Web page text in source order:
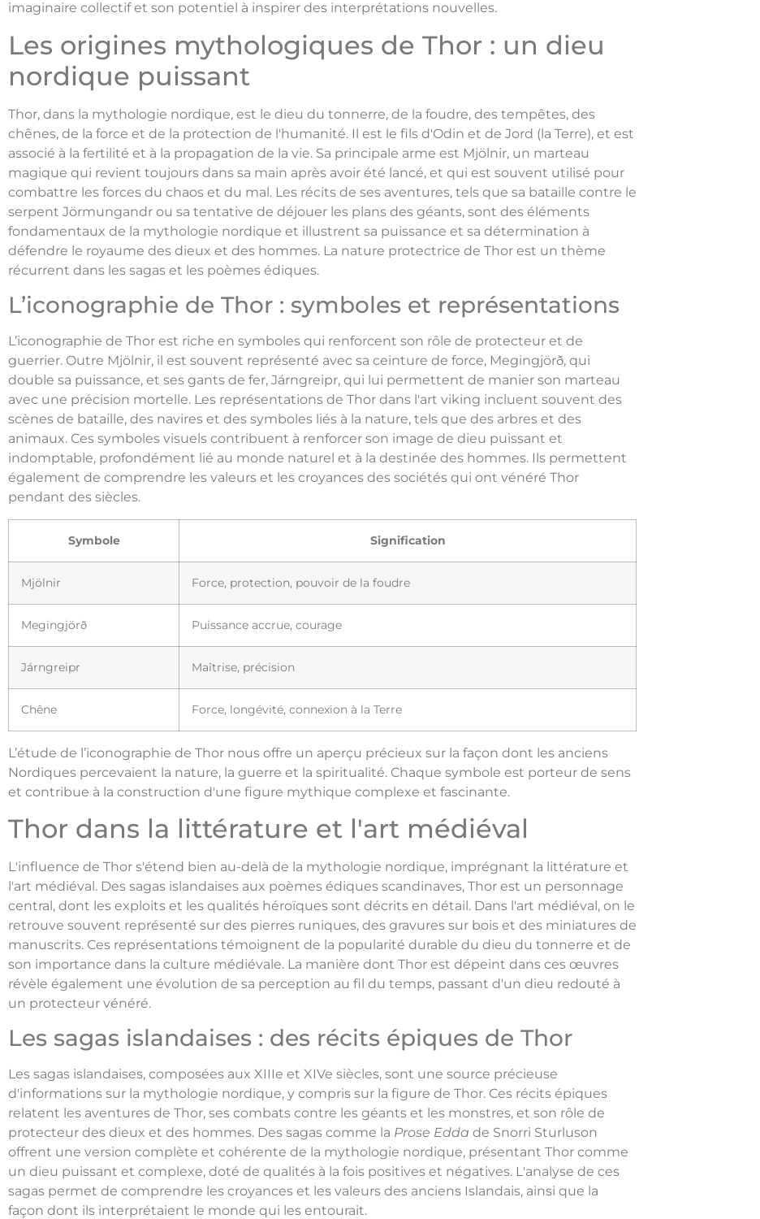
imaginaire collectif et son potentiel à inspirer des interprétations nouvelles.
Les origines mythologiques de Thor : un dieu
nordique puissant
Thor, dans la mythologie nordique, est le dieu du tonnerre, de la foudre, des tempêtes, des
chênes, de la force et de la protection de l'humanité. Il est le fils d'Odin et de Jord (la Terre), et est
associé à la fertilité et à la propagation de la vie. Sa principale arme est Mjölnir, un marteau
magique qui revient toujours dans sa main après avoir été lancé, et qui est souvent utilisé pour
combattre les forces du chaos et du mal. Les récits de ses aventures, tels que sa bataille contre le
serpent Jörmungandr ou sa tentative de déjouer les plans des géants, sont des éléments
fondamentaux de la mythologie nordique et illustrent sa puissance et sa détermination à
défendre le royaume des dieux et des hommes. La nature protectrice de Thor est un thème
récurrent dans les sagas et les poèmes édiques.
L’iconographie de Thor : symboles et représentations
L’iconographie de Thor est riche en symboles qui renforcent son rôle de protecteur et de
guerrier. Outre Mjölnir, il est souvent représenté avec sa ceinture de force, Megingjörð, qui
double sa puissance, et ses gants de fer, Járngreipr, qui lui permettent de manier son marteau
avec une précision mortelle. Les représentations de Thor dans l'art viking incluent souvent des
scènes de bataille, des navires et des symboles liés à la nature, tels que des arbres et des
animaux. Ces symboles visuels contribuent à renforcer son image de dieu puissant et
indomptable, profondément lié au monde naturel et à la destinée des hommes. Ils permettent
également de comprendre les valeurs et les croyances des sociétés qui ont vénéré Thor
pendant des siècles.
Symbole Signification
Mjölnir Force, protection, pouvoir de la foudre
Megingjörð Puissance accrue, courage
Járngreipr Maîtrise, précision
Chêne Force, longévité, connexion à la Terre
L’étude de l’iconographie de Thor nous offre un aperçu précieux sur la façon dont les anciens
Nordiques percevaient la nature, la guerre et la spiritualité. Chaque symbole est porteur de sens
et contribue à la construction d'une figure mythique complexe et fascinante.
Thor dans la littérature et l'art médiéval
L'influence de Thor s'étend bien au-delà de la mythologie nordique, imprégnant la littérature et
l'art médiéval. Des sagas islandaises aux poèmes édiques scandinaves, Thor est un personnage
central, dont les exploits et les qualités héroïques sont décrits en détail. Dans l'art médiéval, on le
retrouve souvent représenté sur des pierres runiques, des gravures sur bois et des miniatures de
manuscrits. Ces représentations témoignent de la popularité durable du dieu du tonnerre et de
son importance dans la culture médiévale. La manière dont Thor est dépeint dans ces œuvres
révèle également une évolution de sa perception au fil du temps, passant d'un dieu redouté à
un protecteur vénéré.
Les sagas islandaises : des récits épiques de Thor
Les sagas islandaises, composées aux XIIIe et XIVe siècles, sont une source précieuse
d'informations sur la mythologie nordique, y compris sur la figure de Thor. Ces récits épiques
relatent les aventures de Thor, ses combats contre les géants et les monstres, et son rôle de
protecteur des dieux et des hommes. Des sagas comme la Prose Edda de Snorri Sturluson
offrent une version complète et cohérente de la mythologie nordique, présentant Thor comme
un dieu puissant et complexe, doté de qualités à la fois positives et négatives. L'analyse de ces
sagas permet de comprendre les croyances et les valeurs des anciens Islandais, ainsi que la
façon dont ils interprétaient le monde qui les entourait.